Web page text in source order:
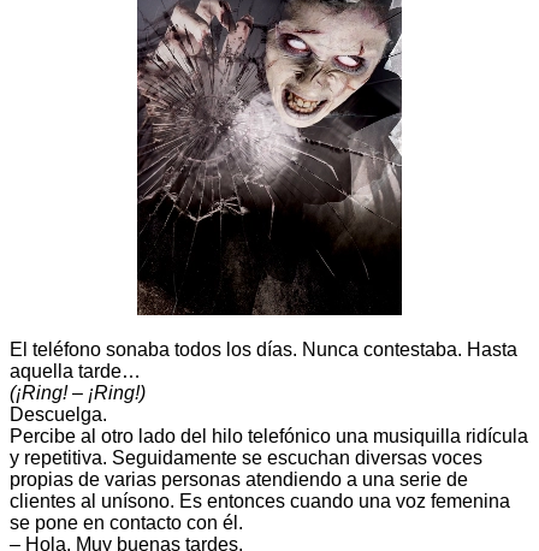
El teléfono sonaba todos los días. Nunca contestaba. Hasta
aquella tarde…
(¡Ring! – ¡Ring!)
Descuelga.
Percibe al otro lado del hilo telefónico una musiquilla ridícula
y repetitiva. Seguidamente se escuchan diversas voces
propias de varias personas atendiendo a una serie de
clientes al unísono. Es entonces cuando una voz femenina
se pone en contacto con él.
– Hola. Muy buenas tardes.